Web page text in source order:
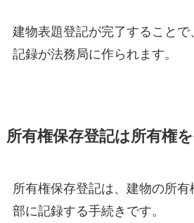
建物表題登記が完了すること
記録が法務局に作られます。
所有権保存登記は所有権
所有権保存登記は、建物の所有
部に記録する手続きです。